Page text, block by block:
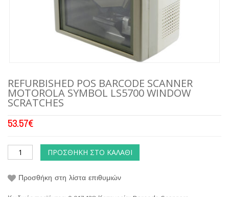
REFURBISHED POS BARCODE SCANNER
MOTOROLA SYMBOL LS5700 WINDOW
SCRATCHES
53.57€
ΠΡΟΣΘΉΚΗ ΣΤΟ ΚΑΛΆΘΙ
Προσθήκη στη λίστα επιθυμιών